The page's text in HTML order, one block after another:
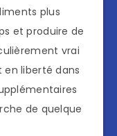
plus
et produire de
vrai
en liberté dans
de quelque